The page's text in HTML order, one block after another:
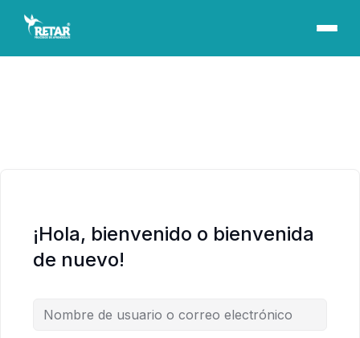
¡Hola, bienvenido o bienvenida
de nuevo!